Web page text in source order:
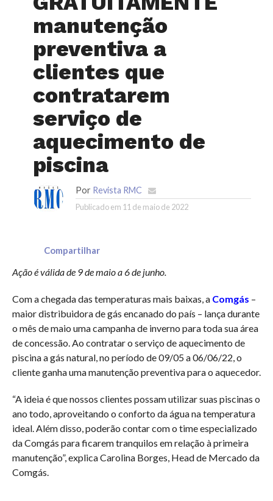
manutenção
preventiva a
clientes que
contratarem
serviço de
aquecimento de
piscina
Por Revista RMC
Publicado em 11 de maio de 2022
Compartilhar
Ação é válida de 9 de maio a 6 de junho.
Com a chegada das temperaturas mais baixas, a Comgás –
maior distribuidora de gás encanado do país – lança durante
o mês de maio uma campanha de inverno para toda sua área
de concessão. Ao contratar o serviço de aquecimento de
piscina a gás natural, no período de 09/05 a 06/06/22, o
cliente ganha uma manutenção preventiva para o aquecedor.
“A ideia é que nossos clientes possam utilizar suas piscinas o
ano todo, aproveitando o conforto da água na temperatura
ideal. Além disso, poderão contar com o time especializado
da Comgás para ficarem tranquilos em relação à primeira
manutenção”, explica Carolina Borges, Head de Mercado da
Comgás.